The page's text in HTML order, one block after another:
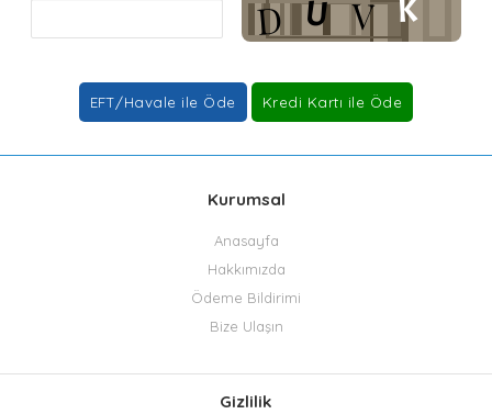
Kurumsal
Anasayfa
Hakkımızda
Ödeme Bildirimi
Bize Ulaşın
Gizlilik